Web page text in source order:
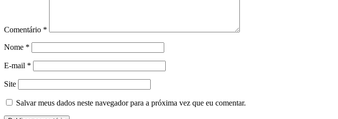
Comentário *
Nome *
E-mail *
Site
Salvar meus dados neste navegador para a próxima vez que eu comentar.